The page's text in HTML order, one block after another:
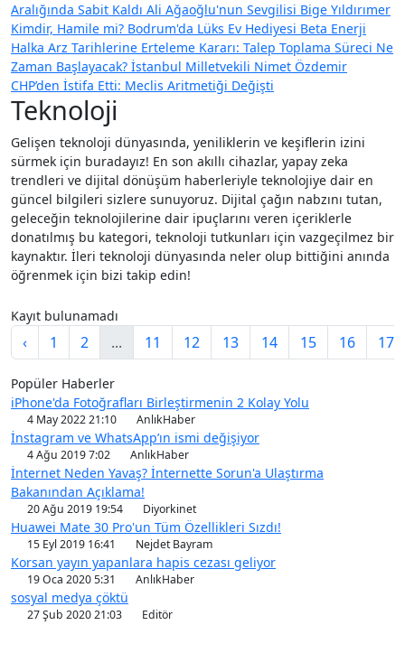
Aralığında Sabit Kaldı Ali Ağaoğlu'nun Sevgilisi Bige Yıldırımer
Kimdir, Hamile mi? Bodrum'da Lüks Ev Hediyesi Beta Enerji
Halka Arz Tarihlerine Erteleme Kararı: Talep Toplama Süreci Ne
Zaman Başlayacak? İstanbul Milletvekili Nimet Özdemir
CHP’den İstifa Etti: Meclis Aritmetiği Değişti
Teknoloji
Gelişen teknoloji dünyasında, yeniliklerin ve keşiflerin izini
sürmek için buradayız! En son akıllı cihazlar, yapay zeka
trendleri ve dijital dönüşüm haberleriyle teknolojiye dair en
güncel bilgileri sizlere sunuyoruz. Dijital çağın nabzını tutan,
geleceğin teknolojilerine dair ipuçlarını veren içeriklerle
donatılmış bu kategori, teknoloji tutkunları için vazgeçilmez bir
kaynaktır. İleri teknoloji dünyasında neler olup bittiğini anında
öğrenmek için bizi takip edin!
Kayıt bulunamadı
‹ 1 2 ... 11 12 13 14 15 16 17
Popüler Haberler
iPhone'da Fotoğrafları Birleştirmenin 2 Kolay Yolu
4 May 2022 21:10 AnlıkHaber
İnstagram ve WhatsApp’ın ismi değişiyor
4 Ağu 2019 7:02 AnlıkHaber
İnternet Neden Yavaş? İnternette Sorun'a Ulaştırma
Bakanından Açıklama!
20 Ağu 2019 19:54 Diyorkinet
Huawei Mate 30 Pro'un Tüm Özellikleri Sızdı!
15 Eyl 2019 16:41 Nejdet Bayram
Korsan yayın yapanlara hapis cezası geliyor
19 Oca 2020 5:31 AnlıkHaber
sosyal medya çöktü
27 Şub 2020 21:03 Editör